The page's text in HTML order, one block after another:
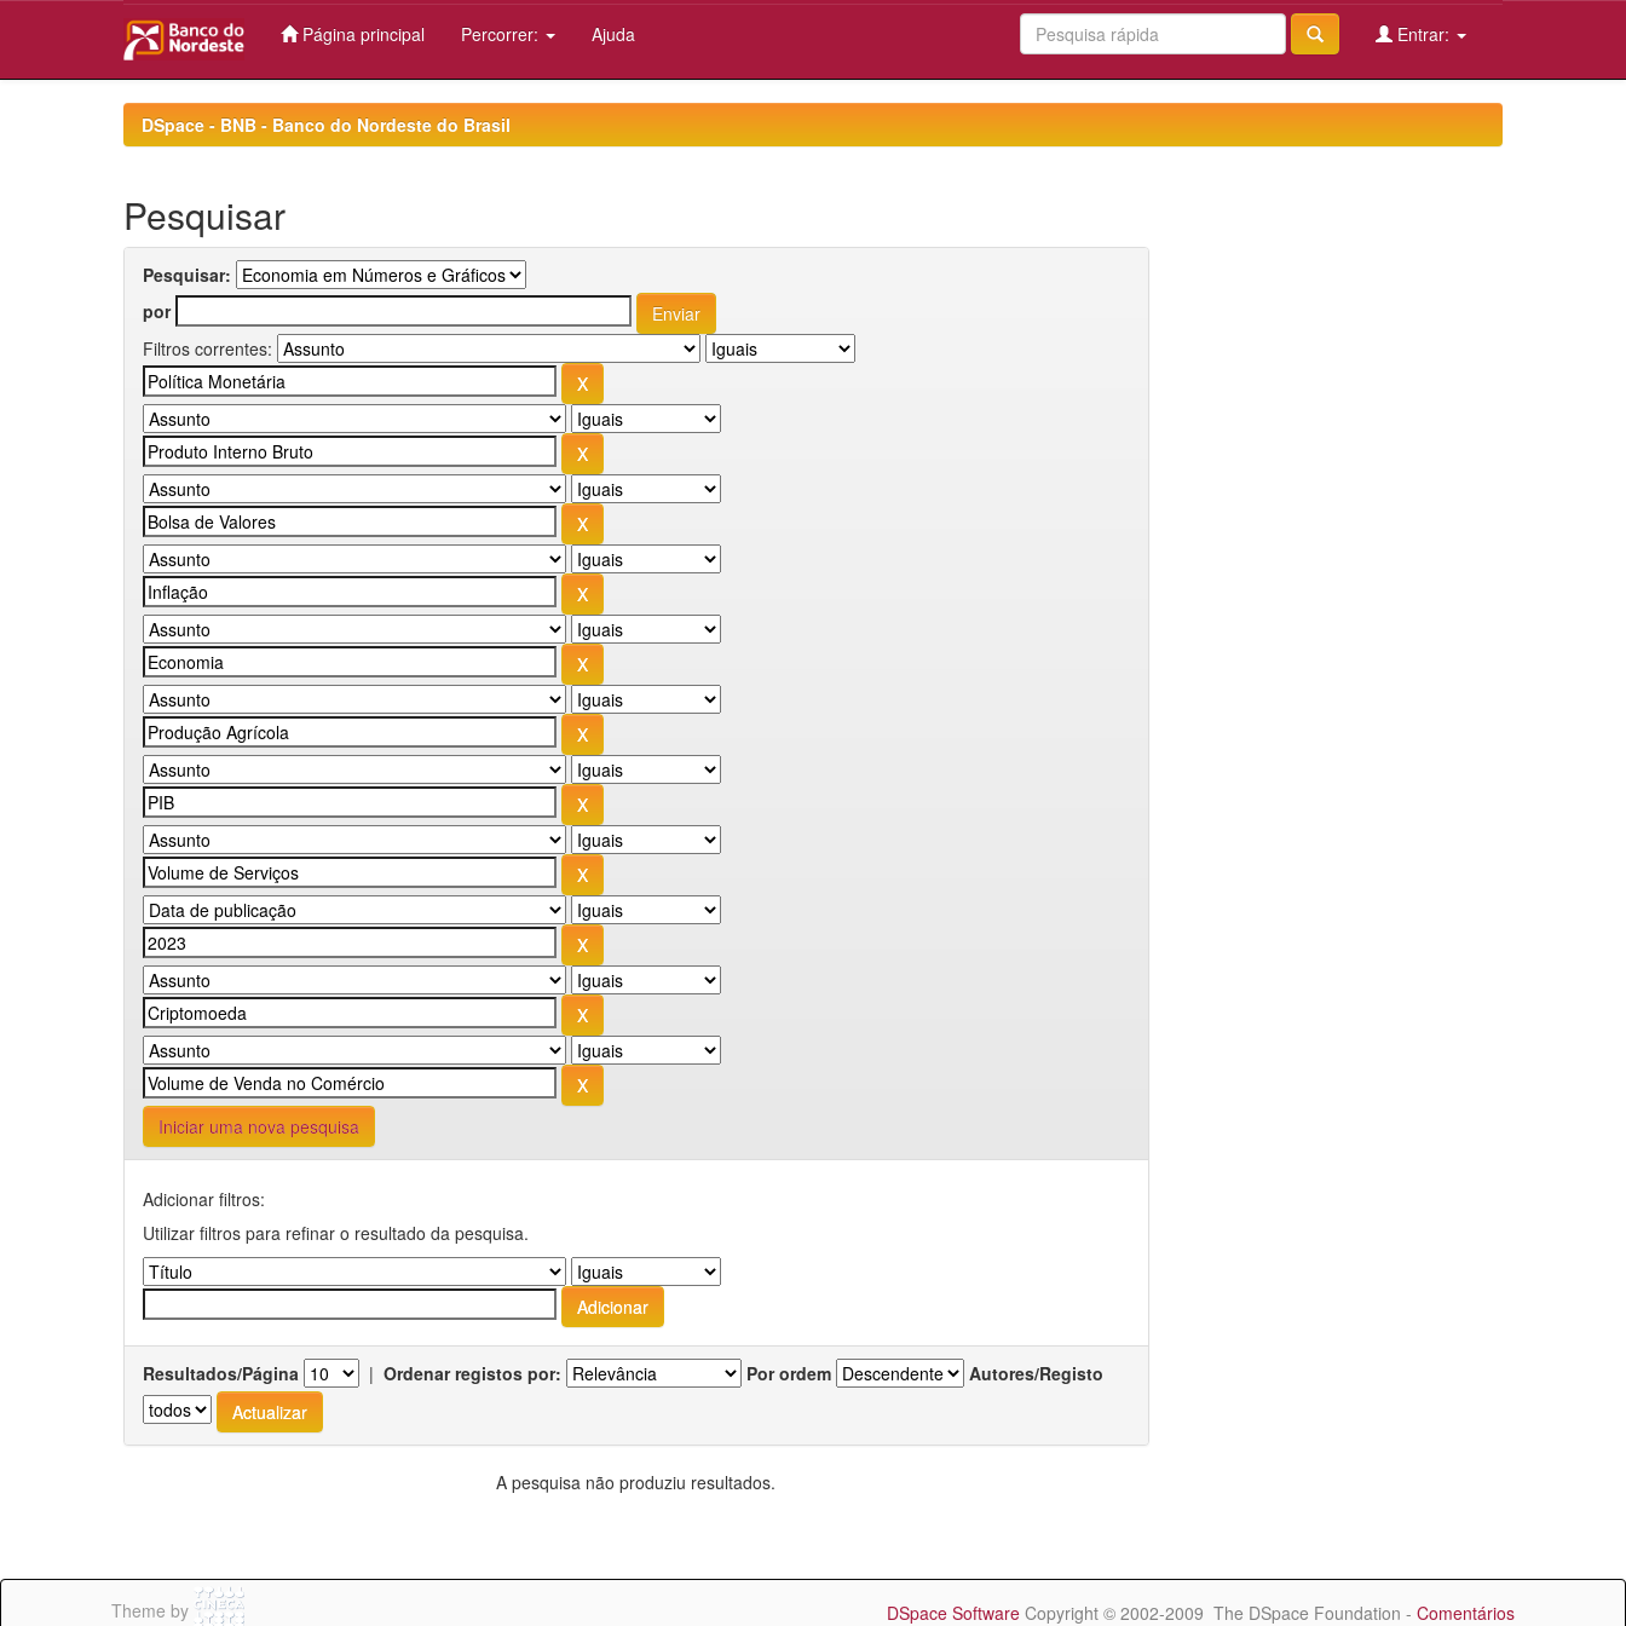
Página principal Percorrer: Ajuda Entrar:
DSpace - BNB - Banco do Nordeste do Brasil
Pesquisar
Pesquisar:
por
Filtros correntes:
Iniciar uma nova pesquisa
Adicionar filtros:
Utilizar filtros para refinar o resultado da pesquisa.
Resultados/Página | Ordenar registos por: Por ordem Autores/Registo
A pesquisa não produziu resultados.
Theme by DSpace Software Copyright © 2002-2009 The DSpace Foundation - Comentários